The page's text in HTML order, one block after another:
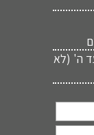
עד 17:00 בימים א' עד ה' (לא